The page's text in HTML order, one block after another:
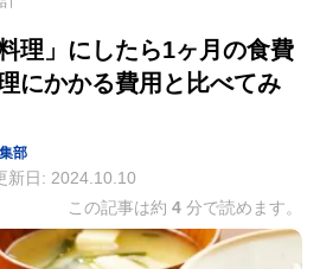
理」にしたら1ヶ月の食費
にかかる費用と比べてみ
部
新日: 2024.10.10
この記事は約 4 分で読めます。